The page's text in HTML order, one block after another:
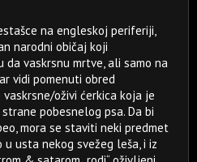
na engleskoj periferiji,
narodni običaj koji
da vaskrsnu mrtve, ali samo na
vidi pomenuti obred
oživi ćerkica koja je
pobesnelog psa. Da bi
mora se staviti neki predmet
usta nekog svežeg leša, i iz